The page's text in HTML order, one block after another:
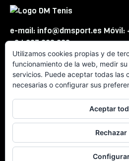
e-mail: info@dmsport.es Móvil:
+34 667 863 623
© DMSport -
Utilizamos cookies propias y de
funcionamiento de la web, medir
servicios. Puede aceptar todas las
necesarias o configurar sus
Aceptar
Rechazar